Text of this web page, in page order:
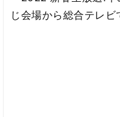
じ会場から総合テレビ